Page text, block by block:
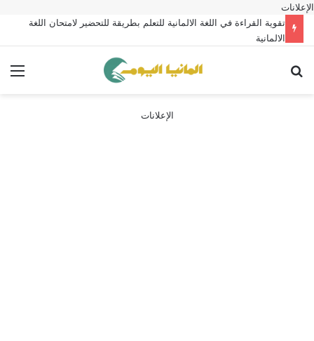
الإعلانات
تقوية القراءة في اللغة الالمانية للتعلم بطريقة للتحضير لامتحان اللغة
الالمانية
الإعلانات